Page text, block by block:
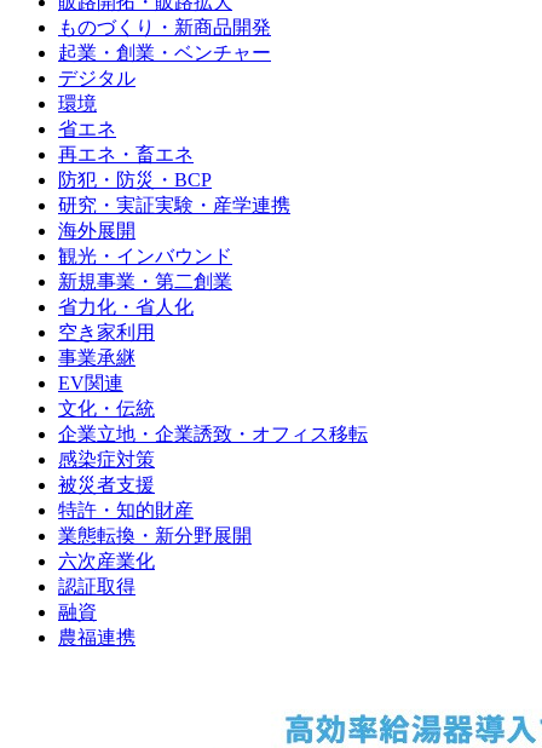
ものづくり・新商品開発
起業・創業・ベンチャー
デジタル
環境
省エネ
再エネ・畜エネ
防犯・防災・BCP
研究・実証実験・産学連携
海外展開
観光・インバウンド
新規事業・第二創業
省力化・省人化
空き家利用
事業承継
EV関連
文化・伝統
企業立地・企業誘致・オフィス移転
感染症対策
被災者支援
特許・知的財産
業態転換・新分野展開
六次産業化
認証取得
融資
農福連携